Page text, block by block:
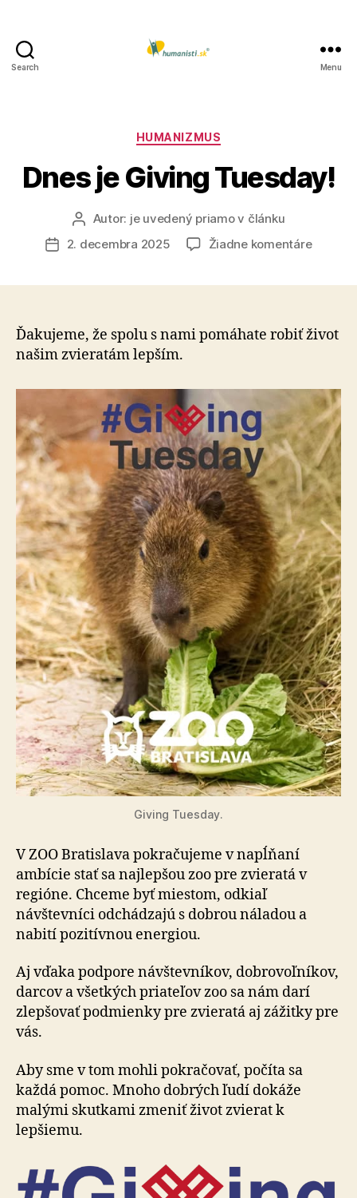
Search Menu
Kategórie
HUMANIZMUS
Dnes je Giving Tuesday!
Autor
článku
Autor: je uvedený priamo v článku
Dátum2. decembra 2025 Žiadne komentárena
Ďakujeme, že spolu s nami pomáhate robiť život
našim zvieratám lepším.
Giving Tuesday.
V ZOO Bratislava pokračujeme v napĺňaní
ambície stať sa najlepšou zoo pre zvieratá v
regióne. Chceme byť mies­tom, odkiaľ
návštevníci odchádzajú s dobrou náladou a
nabití pozitívnou energiou.
Aj vďaka podpore návštevníkov, dobrovoľníkov,
darcov a všetkých priateľov zoo sa nám darí
zlepšovať podmienky pre zvieratá aj zážitky pre
vás.
Aby sme v tom mohli pokračovať, počíta sa
každá pomoc. Mnoho dobrých ľudí dokáže
malými skutkami zmeniť život zvierat k
lepšiemu.